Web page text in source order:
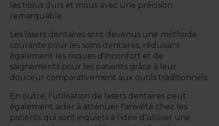
les tissus durs et mous avec une précision
remarquable.
Les lasers dentaires sont devenus une méthode
courante pour les soins dentaires, réduisant
également les risques d'inconfort et de
saignements pour les patients grâce à leur
douceur comparativement aux outils traditionnels.
En outre, l'utilisation de lasers dentaires peut
également aider à atténuer l'anxiété chez les
patients qui sont inquiets à l'idée d'utiliser une